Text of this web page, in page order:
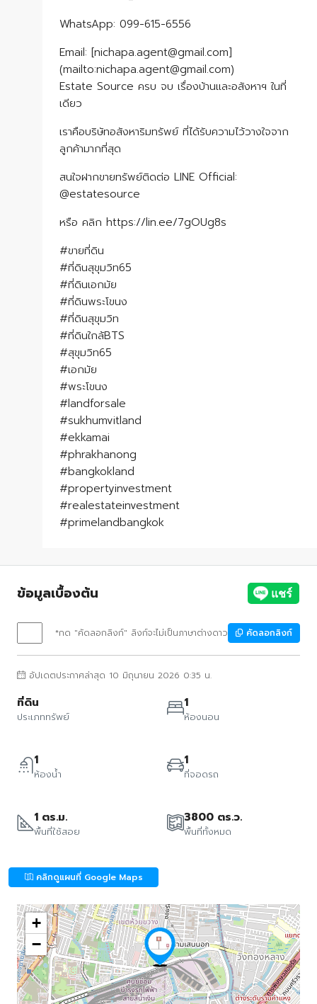
WhatsApp: 099-615-6556
Email: [nichapa.agent@gmail.com]
(mailto:nichapa.agent@gmail.com)
Estate Source ครบ จบ เรื่องบ้านและอสังหาฯ ในที่
เดียว
เราคือบริษัทอสังหาริมทรัพย์ ที่ได้รับความไว้วางใจจาก
ลูกค้ามากที่สุด
สนใจฝากขายทรัพย์ติดต่อ LINE Official:
@estatesource
หรือ คลิก https://lin.ee/7gOUg8s
#ขายที่ดิน
#ที่ดินสุขุมวิท65
#ที่ดินเอกมัย
#ที่ดินพระโขนง
#ที่ดินสุขุมวิท
#ที่ดินใกล้BTS
#สุขุมวิท65
#เอกมัย
#พระโขนง
#landforsale
#sukhumvitland
#ekkamai
#phrakhanong
#bangkokland
#propertyinvestment
#realestateinvestment
#primelandbangkok
ข้อมูลเบื้องต้น
*กด "คัดลอกลิงก์" ลิงก์จะไม่เป็นภาษาต่างดาว คัดลอกลิงก์
อัปเดตประกาศล่าสุด 10 มิถุนายน 2026 0:35 น.
ที่ดิน
ประเภททรัพย์
1
ห้องนอน
1
ห้องน้ำ
1
ที่จอดรถ
1 ตร.ม.
พื้นที่ใช้สอย
3800 ตร.ว.
พื้นที่ทั้งหมด
คลิกดูแผนที่ Google Maps
+
−